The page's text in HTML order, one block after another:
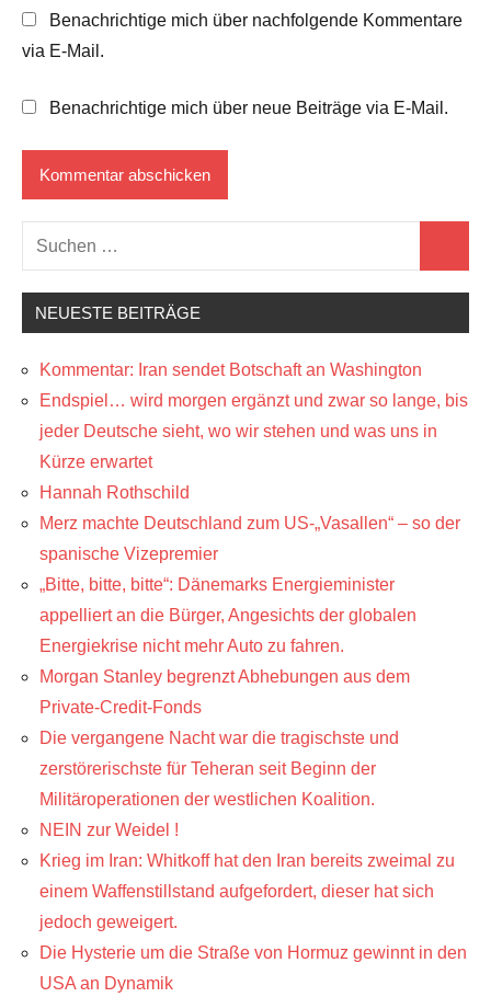
Benachrichtige mich über nachfolgende Kommentare
via E-Mail.
Benachrichtige mich über neue Beiträge via E-Mail.
Suchen
nach:
NEUESTE BEITRÄGE
Kommentar: Iran sendet Botschaft an Washington
Endspiel… wird morgen ergänzt und zwar so lange, bis
jeder Deutsche sieht, wo wir stehen und was uns in
Kürze erwartet
Hannah Rothschild
Merz machte Deutschland zum US-„Vasallen“ – so der
spanische Vizepremier
„Bitte, bitte, bitte“: Dänemarks Energieminister
appelliert an die Bürger, Angesichts der globalen
Energiekrise nicht mehr Auto zu fahren.
Morgan Stanley begrenzt Abhebungen aus dem
Private-Credit-Fonds
Die vergangene Nacht war die tragischste und
zerstörerischste für Teheran seit Beginn der
Militäroperationen der westlichen Koalition.
NEIN zur Weidel !
Krieg im Iran: Whitkoff hat den Iran bereits zweimal zu
einem Waffenstillstand aufgefordert, dieser hat sich
jedoch geweigert.
Die Hysterie um die Straße von Hormuz gewinnt in den
USA an Dynamik